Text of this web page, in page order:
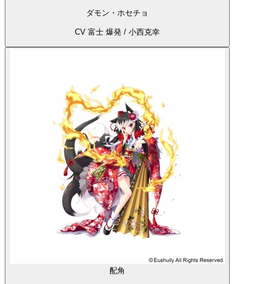
ダモン・ホセチョ
CV 富士 爆発 / 小西克幸
配角